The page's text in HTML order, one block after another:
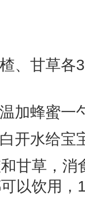
甘草各3
蜂蜜一
水给宝
草，消
以饮用